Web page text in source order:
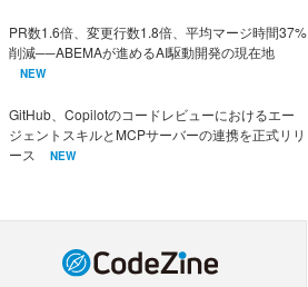
PR数1.6倍、変更行数1.8倍、平均マージ時間37%
削減──ABEMAが進めるAI駆動開発の現在地
NEW
GitHub、Copilotのコードレビューにおけるエー
ジェントスキルとMCPサーバーの連携を正式リリ
ース
NEW